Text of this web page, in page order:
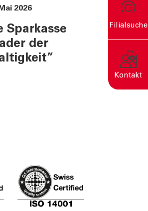
Filialsuche
Kontakt
2026
Sparkasse
der